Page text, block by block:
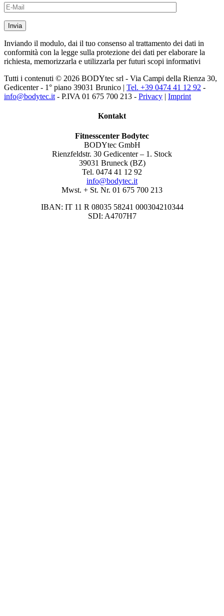
Inviando il modulo, dai il tuo consenso al trattamento dei dati in
conformità con la legge sulla protezione dei dati per elaborare la
richiesta, memorizzarla e utilizzarla per futuri scopi informativi
Tutti i contenuti © 2026 BODYtec srl - Via Campi della Rienza 30,
Gedicenter - 1° piano 39031 Brunico | Tel. +39 0474 41 12 92 -
info@bodytec.it - P.IVA 01 675 700 213 - Privacy | Imprint
Kontakt
Fitnesscenter Bodytec
BODYtec GmbH
Rienzfeldstr. 30 Gedicenter – 1. Stock
39031 Bruneck (BZ)
Tel. 0474 41 12 92
info@bodytec.it
Mwst. + St. Nr. 01 675 700 213
IBAN: IT 11 R 08035 58241 000304210344
SDI: A4707H7